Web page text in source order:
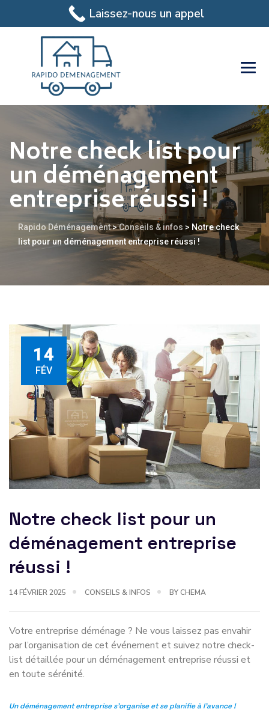
Notre check list pour
un déménagement
entreprise réussi !
Rapido Déménagement>Conseils & infos > Notre check
list pour un déménagement entreprise réussi !
14
FÉV
Notre check list pour un
déménagement entreprise
réussi !
14 FÉVRIER 2025 CONSEILS & INFOS BY CHEMA
Votre entreprise déménage ? Ne vous laissez pas envahir
par l’organisation de cet événement et suivez notre check-
list détaillée pour un déménagement entreprise réussi et
en toute sérénité.
Un déménagement entreprise s’organise et se planifie à l’avance !
Laissez-nous un appel